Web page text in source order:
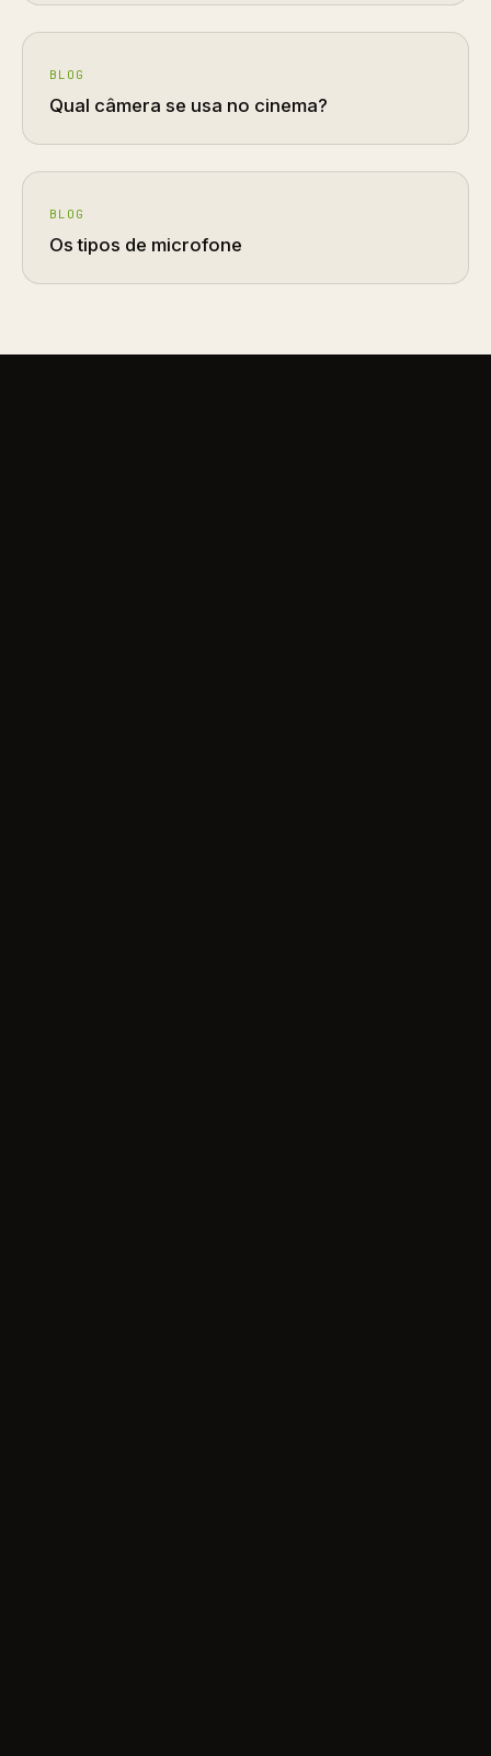
BLOG
Qual câmera se usa no cinema?
BLOG
Os tipos de microfone